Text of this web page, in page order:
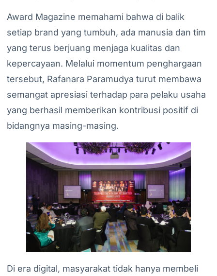
Award Magazine memahami bahwa di balik
setiap brand yang tumbuh, ada manusia dan tim
yang terus berjuang menjaga kualitas dan
kepercayaan. Melalui momentum penghargaan
tersebut, Rafanara Paramudya turut membawa
semangat apresiasi terhadap para pelaku usaha
yang berhasil memberikan kontribusi positif di
bidangnya masing-masing.
Di era digital, masyarakat tidak hanya membeli